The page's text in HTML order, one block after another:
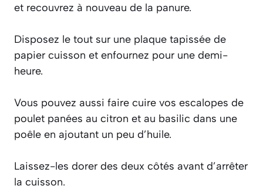
et recouvrez à nouveau de la panure.
Disposez le tout sur une plaque tapissée de
papier cuisson et enfournez pour une demi-
heure.
Vous pouvez aussi faire cuire vos escalopes de
poulet panées au citron et au basilic dans une
poêle en ajoutant un peu d’huile.
Laissez-les dorer des deux côtés avant d’arrêter
la cuisson.